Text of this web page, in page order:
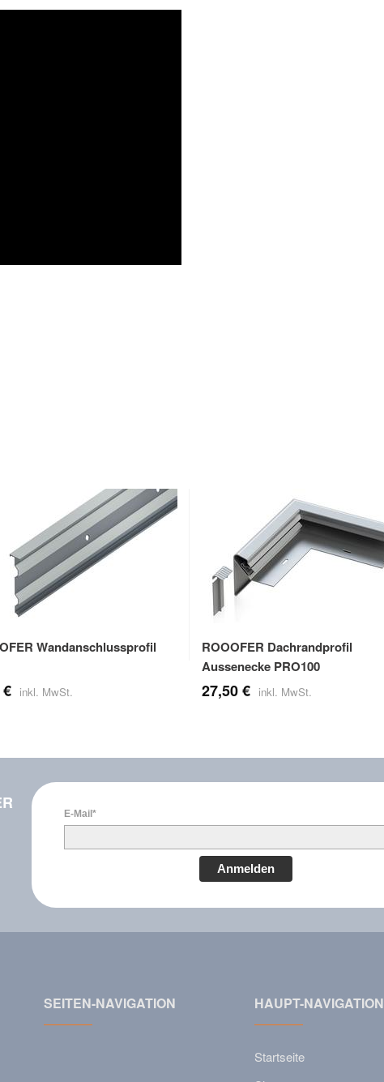
Wandanschlussprofil
ROOOFER Dachrandprofil
Aussenecke PRO100
27,50 €
E-Mail*
Anmelden
SEITEN-NAVIGATION HAUPT-NAVIGATION
Startseite